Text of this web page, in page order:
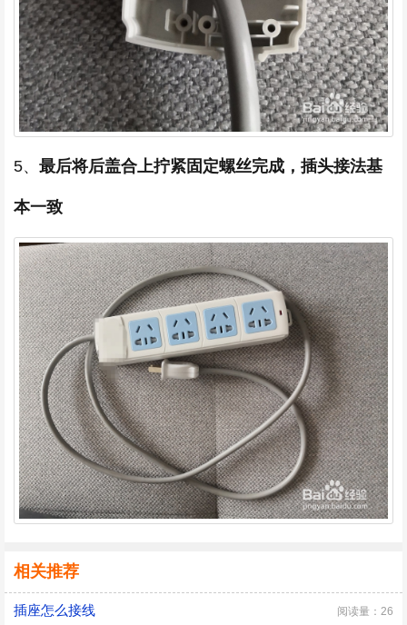
5、 最后将后盖合上拧紧固定螺丝完成，插头接法基
本一致
相关推荐
插座怎么接线 阅读量：26